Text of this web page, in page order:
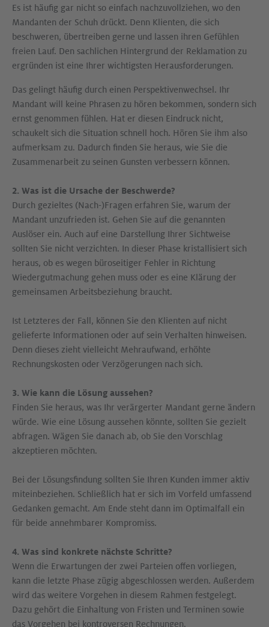
Es ist häufig gar nicht so einfach nachzuvollziehen, wo den
Mandanten der Schuh drückt. Denn Klienten, die sich
beschweren, übertreiben gerne und lassen ihren Gefühlen
freien Lauf. Den sachlichen Hintergrund der Reklamation zu
ergründen ist eine Ihrer wichtigsten Herausforderungen.
Das gelingt häufig durch einen Perspektivenwechsel. Ihr
Mandant will keine Phrasen zu hören bekommen, sondern sich
ernst genommen fühlen. Hat er diesen Eindruck nicht,
schaukelt sich die Situation schnell hoch. Hören Sie ihm also
aufmerksam zu. Dadurch finden Sie heraus, wie Sie die
Zusammenarbeit zu seinen Gunsten verbessern können.
2. Was ist die Ursache der Beschwerde?
Durch gezieltes (Nach-)Fragen erfahren Sie, warum der
Mandant unzufrieden ist. Gehen Sie auf die genannten
Auslöser ein. Auch auf eine Darstellung Ihrer Sichtweise
sollten Sie nicht verzichten. In dieser Phase kristallisiert sich
heraus, ob es wegen büroseitiger Fehler in Richtung
Wiedergutmachung gehen muss oder es eine Klärung der
gemeinsamen Arbeitsbeziehung braucht.
Ist Letzteres der Fall, können Sie den Klienten auf nicht
gelieferte Informationen oder auf sein Verhalten hinweisen.
Denn dieses zieht vielleicht Mehraufwand, erhöhte
Rechnungskosten oder Verzögerungen nach sich.
3. Wie kann die Lösung aussehen?
Finden Sie heraus, was Ihr verärgerter Mandant gerne ändern
würde. Wie eine Lösung aussehen könnte, sollten Sie gezielt
abfragen. Wägen Sie danach ab, ob Sie den Vorschlag
akzeptieren möchten.
Bei der Lösungsfindung sollten Sie Ihren Kunden immer aktiv
miteinbeziehen. Schließlich hat er sich im Vorfeld umfassend
Gedanken gemacht. Am Ende steht dann im Optimalfall ein
für beide annehmbarer Kompromiss.
4. Was sind konkrete nächste Schritte?
Wenn die Erwartungen der zwei Parteien offen vorliegen,
kann die letzte Phase zügig abgeschlossen werden. Außerdem
wird das weitere Vorgehen in diesem Rahmen festgelegt.
Dazu gehört die Einhaltung von Fristen und Terminen sowie
das Vorgehen bei kontroversen Rechnungen.